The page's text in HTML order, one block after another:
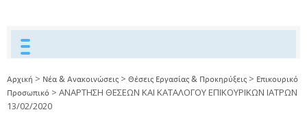
Αρχική > Νέα & Ανακοινώσεις > Θέσεις Εργασίας & Προκηρύξεις > Επικουρικό
Προσωπικό > ΑΝΑΡΤΗΣΗ ΘΕΣΕΩΝ ΚΑΙ ΚΑΤΑΛΟΓΟΥ ΕΠΙΚΟΥΡΙΚΩΝ ΙΑΤΡΩΝ
13/02/2020